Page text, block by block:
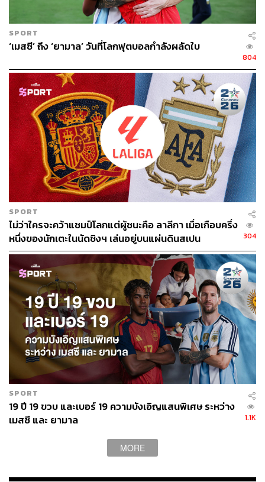
เราได้ลองเป็นมื้อค่ำ 10 คอร์สที่จบมื้อแล้วอิ่มพอตัว เพราะ
นอกจากเชฟทำหลายๆ เมนูจากหลายคอร์สให้ลองชิม แต่ละ
คอร์สก็ประกอบด้วยอาหารหลายจานอีก
เริ่มตั้งแต่ของกินเล่น เชฟเสิร์ฟขนมปัง แฮมสเปน (Joselito
Iberico) มะกอกดอง และโอลีฟออยล์ 2 ชนิดให้ชิม
หลังจากนั้นเข้าสู่คอร์สแรกScallop & sweet pea tartlet,
Kaviari Krystal Caviarเป็นทาร์ตโฮมเมดกับสแกลลอป ถั่ว
SPORT
‘เมสซี’ ถึง ‘ยามาล’ วันที่โลกฟุตบอลกำลังผลัดใบ
804
SPORT
ไม่ว่าใครจะคว้าแชมป์โลกแต่ผู้ชนะคือ ลาลีกา เมื่อเกือบครึ่ง
หนึ่งของนักเตะในนัดชิงฯ เล่นอยู่บนแผ่นดินสเปน
304
SPORT
19 ปี 19 ขวบ และเบอร์ 19 ความบังเอิญแสนพิเศษ ระหว่าง
เมสซี และ ยามาล
1.1K
MORE